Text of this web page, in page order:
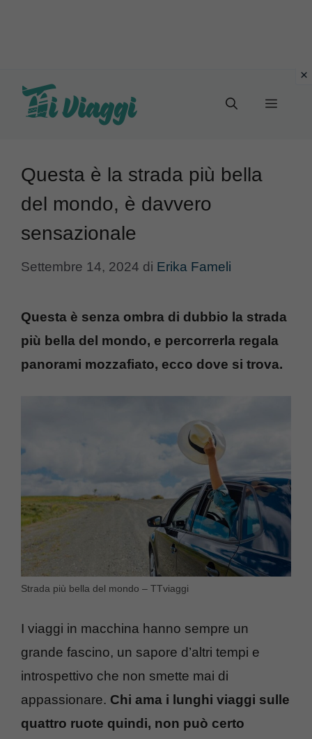
Menu
Questa è la strada più bella
del mondo, è davvero
sensazionale
Settembre 14, 2024 di Erika Fameli
Questa è senza ombra di dubbio la strada
più bella del mondo, e percorrerla regala
panorami mozzafiato, ecco dove si trova.
Strada più bella del mondo – TTviaggi
I viaggi in macchina hanno sempre un
grande fascino, un sapore d’altri tempi e
introspettivo che non smette mai di
appassionare. Chi ama i lunghi viaggi sulle
quattro ruote quindi, non può certo